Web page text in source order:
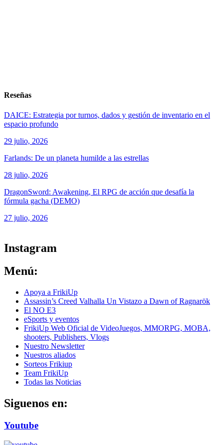
Reseñas
DAICE: Estrategia por turnos, dados y gestión de inventario en el
espacio profundo
29 julio, 2026
Farlands: De un planeta humilde a las estrellas
28 julio, 2026
DragonSword: Awakening, El RPG de acción que desafía la
fórmula gacha (DEMO)
27 julio, 2026
Instagram
Menú:
Apoya a FrikiUp
Assassin’s Creed Valhalla Un Vistazo a Dawn of Ragnarök
El NO E3
eSports y eventos
FrikiUp Web Oficial de VideoJuegos, MMORPG, MOBA,
shooters, Publishers, Vlogs
Nuestro Newsletter
Nuestros aliados
Sorteos Frikiup
Team FrikiUp
Todas las Noticias
Siguenos en:
Youtube